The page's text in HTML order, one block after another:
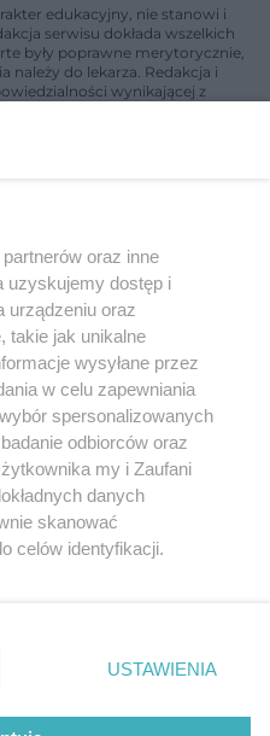
edukacyjny, nie stanowi i
serwisu dokłada wszelkich
były poprawne merytorycznie,
należy do lekarza. Redakcja i
wynikającej z
na udzielaniu
art. 3 ust 1 ustawy o
nie może być powielany i
w jakikolwiek sposób
na jakimkolwiek polu
z umieszczaniem w
praw. Jakiekolwiek użycie
lub w części z naruszeniem
zabronione pod groźbą kary i
oraz inne
uzyskujemy dostęp i
urządzeniu oraz
takie jak unikalne
wysyłane przez
w celu zapewniania
spersonalizowanych
odbiorców oraz
my i Zaufani
danych
skanować
celów identyfikacji.
ustawień prywatności
rogu strony
nie wymagają zgody
USTAWIENIA